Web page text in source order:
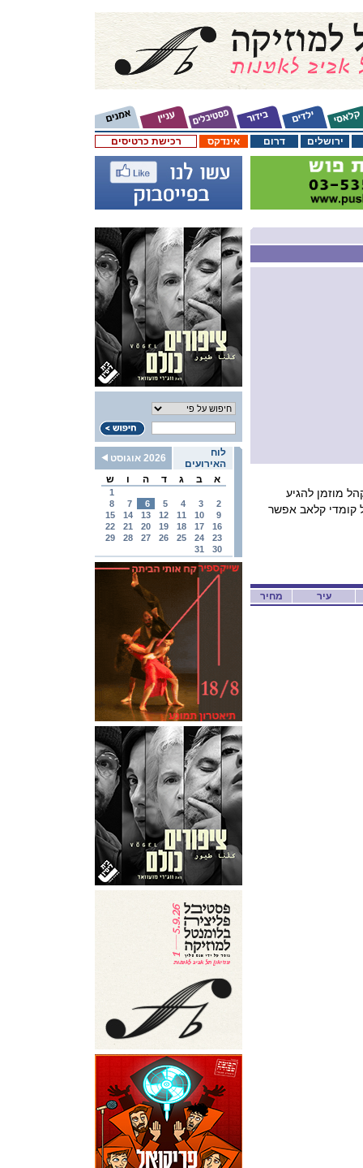
רכישת כרטיסים אינדקס דרום ירושלים
לוח
האירועים
2026 אוגוסט
א
ב ג ד ה ו ש
1
2
3
4
5
6
7
8
9
10
11
12
13
14
15
16
17
18
19
20
21
22
23
24
25
26
27
28
29
30
31
מוזמן להגיע
קומדי קלאב אפשר
מחיר עיר